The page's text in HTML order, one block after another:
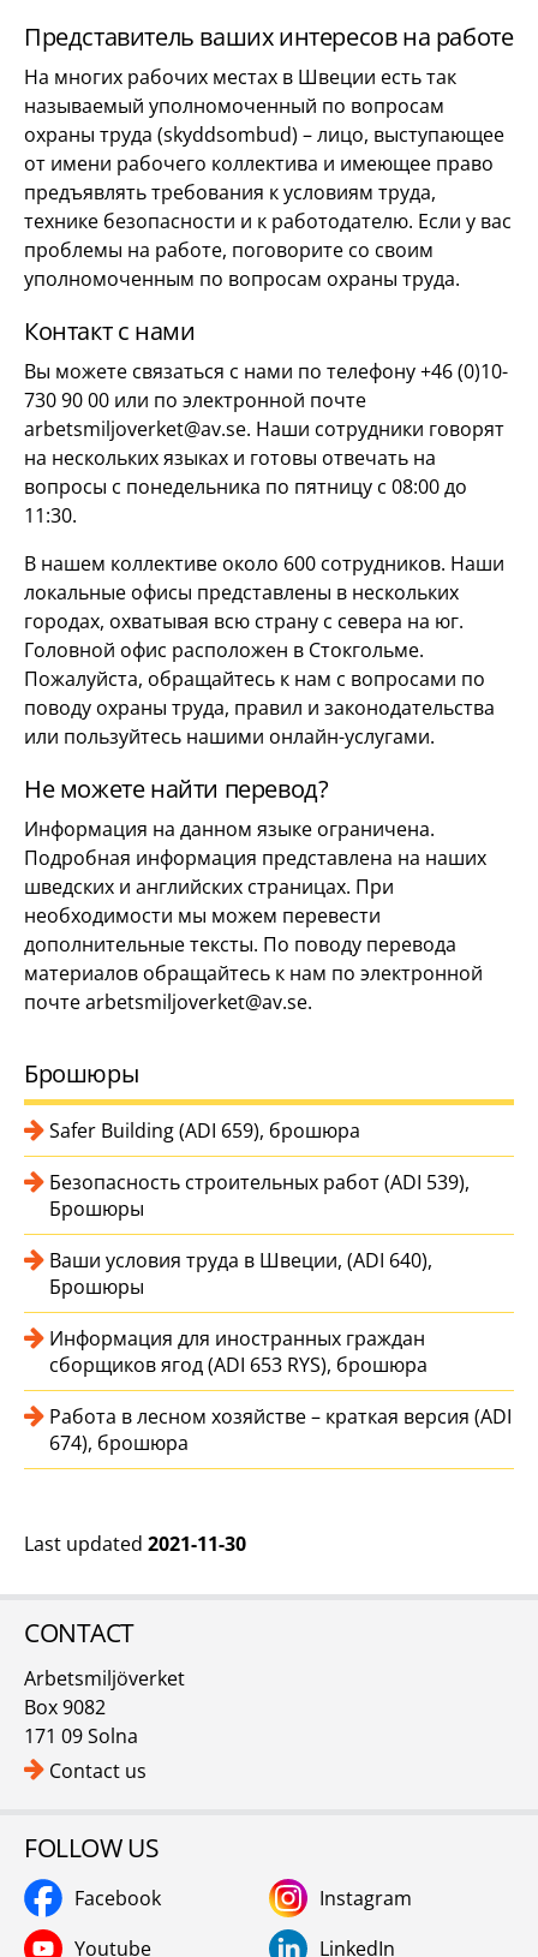
Представитель ваших интересов на работе
На многих рабочих местах в Швеции есть так
называемый уполномоченный по вопросам
охраны труда (skyddsombud) – лицо, выступающее
от имени рабочего коллектива и имеющее право
предъявлять требования к условиям труда,
технике безопасности и к работодателю. Если у вас
проблемы на работе, поговорите со своим
уполномоченным по вопросам охраны труда.
Контакт с нами
Вы можете связаться с нами по телефону +46 (0)10-
730 90 00 или по электронной почте
arbetsmiljoverket@av.se. Наши сотрудники говорят
на нескольких языках и готовы отвечать на
вопросы с понедельника по пятницу с 08:00 до
11:30.
В нашем коллективе около 600 сотрудников. Наши
локальные офисы представлены в нескольких
городах, охватывая всю страну с севера на юг.
Головной офис расположен в Стокгольме.
Пожалуйста, обращайтесь к нам с вопросами по
поводу охраны труда, правил и законодательства
или пользуйтесь нашими онлайн-услугами.
Не можете найти перевод?
Информация на данном языке ограничена.
Подробная информация представлена на наших
шведских и английских страницах. При
необходимости мы можем перевести
дополнительные тексты. По поводу перевода
материалов обращайтесь к нам по электронной
почте arbetsmiljoverket@av.se.
Брошюры
Safer Building (ADI 659), брошюра
Безопасность строительных работ (ADI 539),
Брошюры
Ваши условия труда в Швеции, (ADI 640),
Брошюры
Информация для иностранных граждан
сборщиков ягод (ADI 653 RYS), брошюра
Работа в лесном хозяйстве – краткая версия (ADI
674), брошюра
Last updated 2021-11-30
CONTACT
Arbetsmiljöverket
Box 9082
171 09 Solna
Contact us
FOLLOW US
Facebook
Instagram
Youtube
LinkedIn